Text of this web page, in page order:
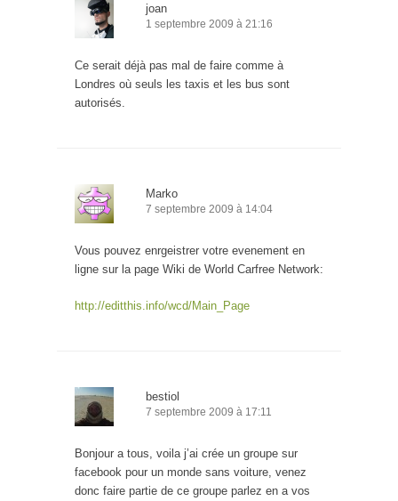
joan
1 septembre 2009 à 21:16
Ce serait déjà pas mal de faire comme à
Londres où seuls les taxis et les bus sont
autorisés.
Marko
7 septembre 2009 à 14:04
Vous pouvez enrgeistrer votre evenement en
ligne sur la page Wiki de World Carfree Network:
http://editthis.info/wcd/Main_Page
bestiol
7 septembre 2009 à 17:11
Bonjour a tous, voila j’ai crée un groupe sur
facebook pour un monde sans voiture, venez
donc faire partie de ce groupe parlez en a vos